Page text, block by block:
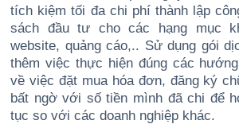
tích kiệm tối đa chi phí thành lập
sách đầu tư cho các hạng mục
website, quảng cáo,.. Sử dụng gói
thêm việc thực hiện đúng các
về việc đặt mua hóa đơn, đăng ký
bất ngờ với số tiền mình đã chi để
tục so với các doanh nghiệp khác.